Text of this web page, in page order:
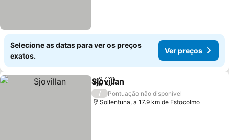
Selecione as datas para ver os preços
exatos.
Ver preços
PartilharAdicionar aos favoritos
Sjovillan
/
Pontuação não disponível
Sollentuna, a 17.9 km de Estocolmo